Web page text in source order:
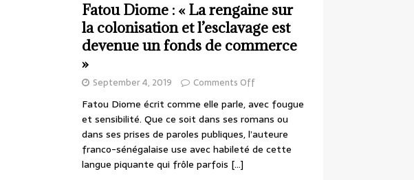
Fatou Diome : « La rengaine sur
la colonisation et l’esclavage est
devenue un fonds de commerce
»
September 4, 2019 Comments Off
Fatou Diome écrit comme elle parle, avec fougue
et sensibilité. Que ce soit dans ses romans ou
dans ses prises de paroles publiques, l’auteure
franco-sénégalaise use avec habileté de cette
langue piquante qui frôle parfois […]